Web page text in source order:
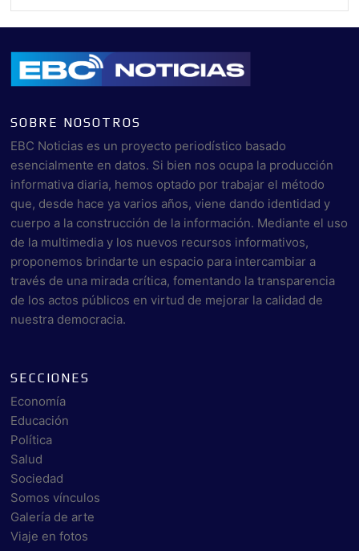
SOBRE NOSOTROS
EBC Noticias es un proyecto periodístico basado
esencialmente en datos. Si bien nos ocupa la producción
informativa diaria, hemos optado por trabajar el método
que, desde hace ya varios años, viene dando identidad y
cuerpo a la construcción de la información. Mediante el uso
de la multimedia y los nuevos recursos informativos,
proponemos brindarte un espacio para intercambiar a
través de una mirada crítica, fomentando la transparencia
de los actos públicos en virtud de mejorar la calidad de
nuestra democracia.
SECCIONES
Economía
Educación
Política
Salud
Sociedad
Somos vínculos
Galería de arte
Viaje en fotos